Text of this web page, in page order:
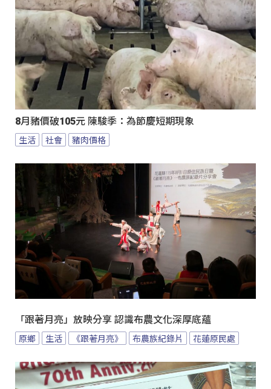
8月豬價破105元 陳駿季：為節慶短期現象
生活 社會 豬肉價格
「跟著月亮」放映分享 認識布農文化深厚底蘊
原鄉 生活 《跟著月亮》 布農族紀錄片 花蓮原民處